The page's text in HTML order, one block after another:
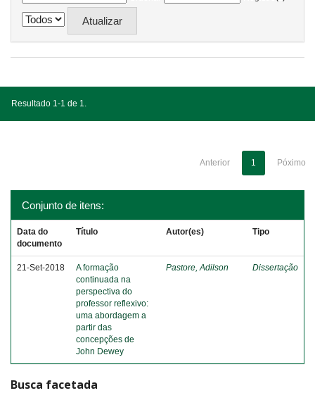
Resultado 1-1 de 1.
Anterior 1 Póximo
Conjunto de itens:
Data do
documento
Título Autor(es) Tipo
21-Set-2018
A formação
continuada na
perspectiva do
professor reflexivo:
uma abordagem a
partir das
concepções de
John Dewey
Pastore, Adilson Dissertação
Busca facetada